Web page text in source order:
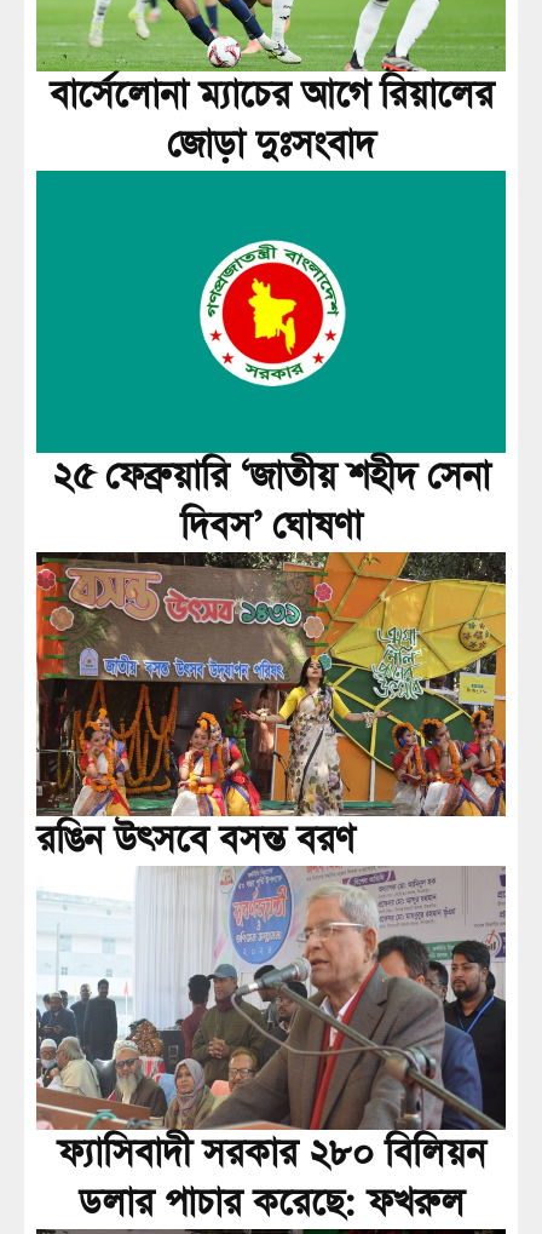
বার্সেলোনা ম্যাচের আগে রিয়ালের
জোড়া দুঃসংবাদ
২৫ ফেব্রুয়ারি ‘জাতীয় শহীদ সেনা
দিবস’ ঘোষণা
রঙিন উৎসবে বসন্ত বরণ
ফ্যাসিবাদী সরকার ২৮০ বিলিয়ন
ডলার পাচার করেছে: ফখরুল